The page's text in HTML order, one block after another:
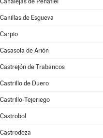
Canillas de Esgueva
Carpio
Casasola de Arión
Castrejón de Trabancos
Castrillo de Duero
Castrillo-Tejeriego
Castrobol
Castrodeza